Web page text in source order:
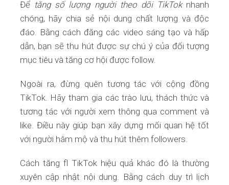
Để tăng số lượng người theo dõi TikToknhanh
chóng, hãy chia sẻ nội dung chất lượng và độc
đáo. Bằng cách đăng các video sáng tạo và hấp
dẫn, bạn sẽ thu hút được sự chú ý của đối tượng
mục tiêu và tăng cơ hội được follow.
Ngoài ra, đừng quên tương tác với cộng đồng
TikTok. Hãy tham gia các trào lưu, thách thức và
tương tác với người xem thông qua comment và
like. Điều này giúp bạn xây dựng mối quan hệ tốt
với người hâm mộ và thu hút thêm followers.
Cách tăng fl TikTok hiệu quả khác đó là thường
xuyên cập nhật nội dung. Bằng cách duy trì lịch